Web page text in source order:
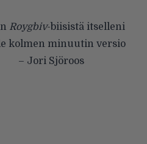
Roygbiv-biisistä itselleni
kolmen minuutin versio
Sjöroos